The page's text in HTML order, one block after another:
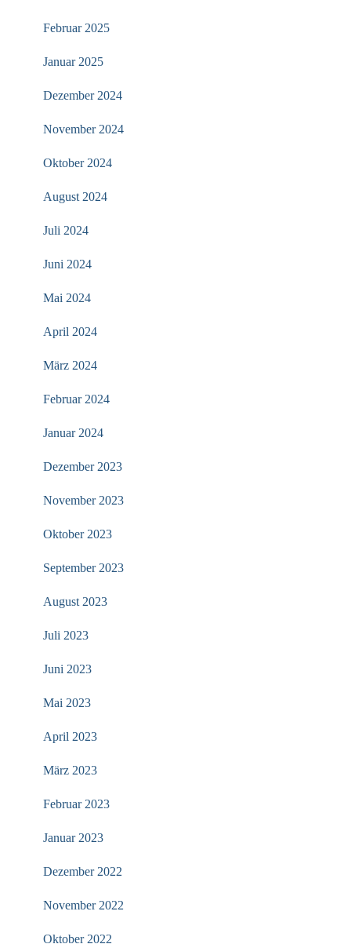
Februar 2025
Januar 2025
Dezember 2024
November 2024
Oktober 2024
August 2024
Juli 2024
Juni 2024
Mai 2024
April 2024
März 2024
Februar 2024
Januar 2024
Dezember 2023
November 2023
Oktober 2023
September 2023
August 2023
Juli 2023
Juni 2023
Mai 2023
April 2023
März 2023
Februar 2023
Januar 2023
Dezember 2022
November 2022
Oktober 2022